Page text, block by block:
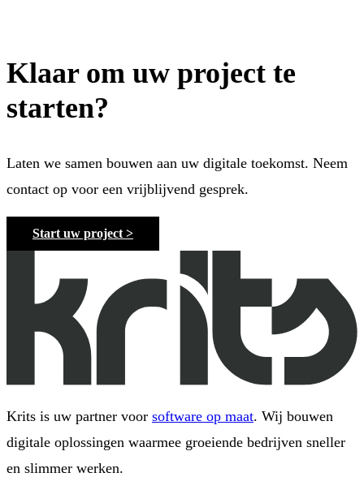
Klaar om uw project te
starten?
Laten we samen bouwen aan uw digitale toekomst. Neem
contact op voor een vrijblijvend gesprek.
Start uw project >
Krits is uw partner voor software op maat. Wij bouwen
digitale oplossingen waarmee groeiende bedrijven sneller
en slimmer werken.